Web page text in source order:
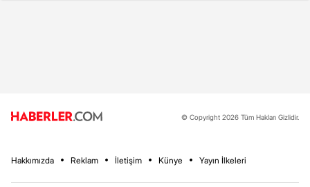
© Copyright 2026 Tüm Hakları Gizlidir.
Hakkımızda Reklam İletişim Künye Yayın İlkeleri